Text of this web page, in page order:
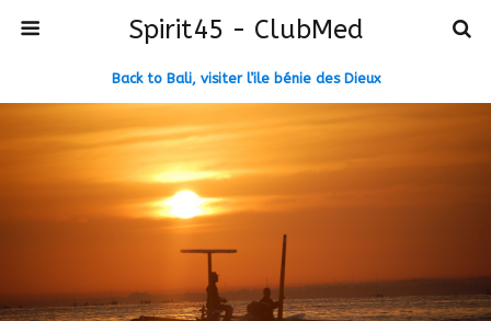
Spirit45 - ClubMed
Back to Bali, visiter l’ile bénie des Dieux